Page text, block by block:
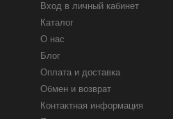
Вход в личный кабинет
Каталог
О нас
Блог
Оплата и доставка
Обмен и возврат
Контактная информация